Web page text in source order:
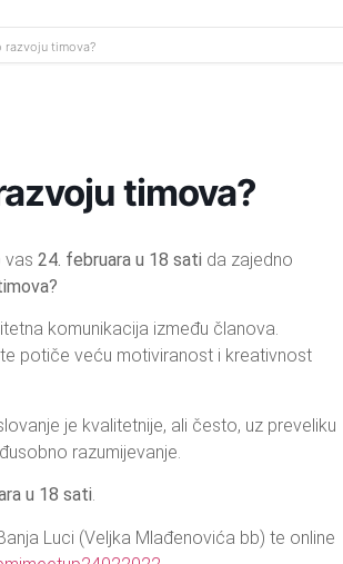
razvoju timova?
timova?
vas 24. februara u 18 sati da zajedno
komunikacija između članova.
potiče veću motiviranost i kreativnost
je kvalitetnije, ali često, uz preveliku
razumijevanje.
u 18 sati.
Luci (Veljka Mlađenovića bb) te online